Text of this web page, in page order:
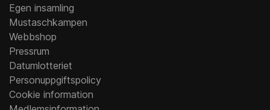
Egen insamling
Mustaschkampen
Webbshop
Pressrum
Datumlotteriet
Personuppgiftspolicy
Cookie information